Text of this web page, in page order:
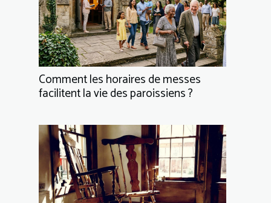
Comment les horaires de messes
facilitent la vie des paroissiens ?